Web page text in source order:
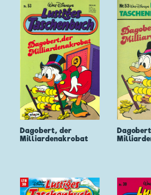
Dagobert, der
Milliardenakrobat